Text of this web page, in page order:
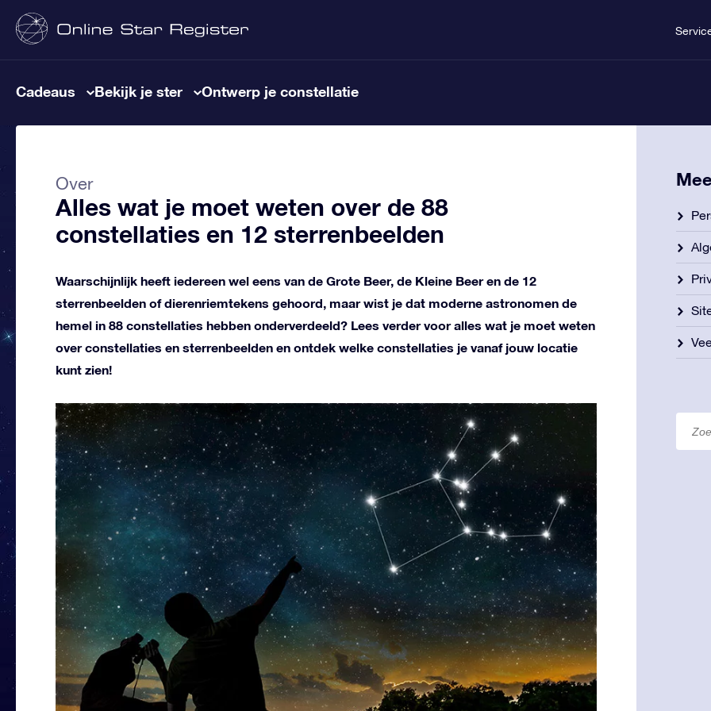
Cadeaus Bekijk je ster Ontwerp je constellatie
Over
Alles wat je moet weten over de 88
constellaties en 12 sterrenbeelden
Waarschijnlijk heeft iedereen wel eens van de Grote Beer, de Kleine Beer en de 12
sterrenbeelden of dierenriemtekens gehoord, maar wist je dat moderne astronomen de
hemel in 88 constellaties hebben onderverdeeld? Lees verder voor alles wat je moet weten
over constellaties en sterrenbeelden en ontdek welke constellaties je vanaf jouw locatie
kunt zien!